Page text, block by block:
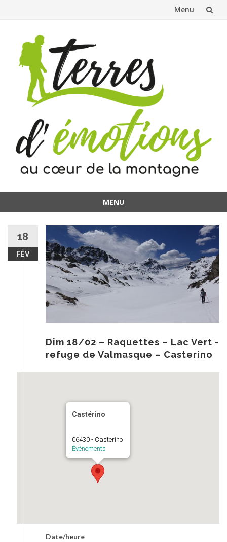
Menu
contenu
MENU
contenu
18
FÉV
Dim 18/02 – Raquettes – Lac Vert -
refuge de Valmasque – Casterino
Castérino
06430 - Casterino
Évènements
Date/heure